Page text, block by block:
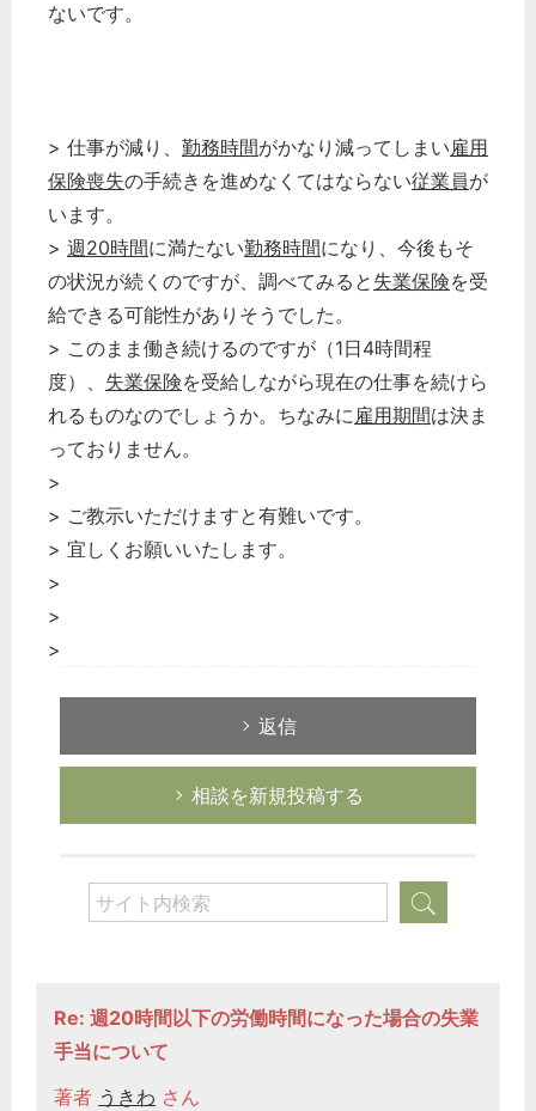
ないです。
> 仕事が減り、 勤務時間がかなり減ってしまい雇用
保険喪失の手続きを進めなくてはならない従業員が
います。
> 週20時間に満たない勤務時間になり、今後もそ
の状況が続くのですが、調べてみると 失業保険を受
給できる可能性がありそうでした。
> このまま働き続けるのですが（1日4時間程
度）、 失業保険を受給しながら現在の仕事を続けら
れるものなのでしょうか。ちなみに雇用期間は決ま
っておりません。
>
> ご教示いただけますと有難いです。
> 宜しくお願いいたします。
>
>
>
返信
相談を新規投稿する
Re: 週20時間以下の労働時間になった場合の失業
手当について
著者 うきわ さん